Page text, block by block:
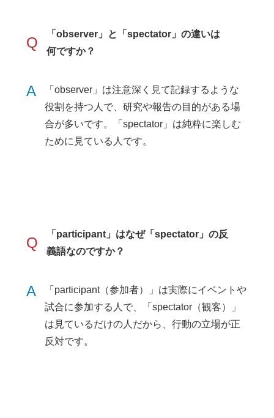
Q
「observer」と「spectator」の違いは
何ですか？
A
「observer」は注意深く見て記録するような
役割を持つ人で、研究や報告の目的がある場
合が多いです。「spectator」は純粋に楽しむ
ために見ている人です。
Q
「participant」はなぜ「spectator」の反
義語なのですか？
A
「participant（参加者）」は実際にイベントや
試合に参加する人で、「spectator（観客）」
は見ているだけの人だから、行動の立場が正
反対です。